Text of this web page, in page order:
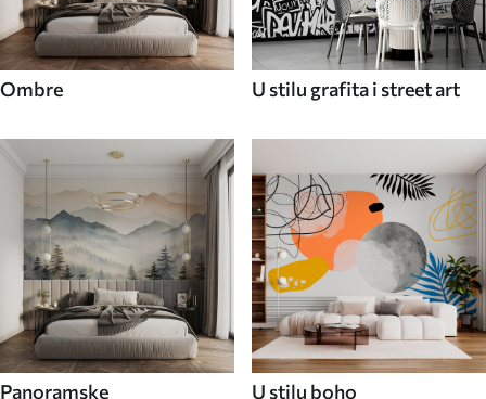
Ombre U stilu grafita i street art
Panoramske U stilu boho